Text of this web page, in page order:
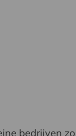
bedrijven